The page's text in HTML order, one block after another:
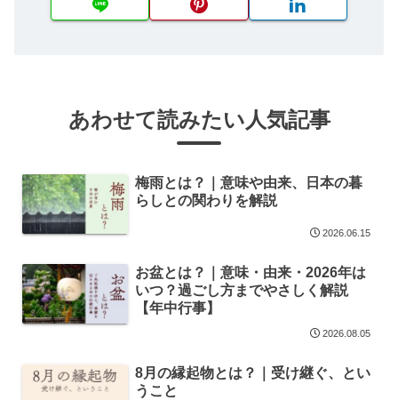
あわせて読みたい人気記事
梅雨とは？｜意味や由来、日本の暮
らしとの関わりを解説
2026.06.15
お盆とは？｜意味・由来・2026年は
いつ？過ごし方までやさしく解説
【年中行事】
2026.08.05
8月の縁起物とは？｜受け継ぐ、とい
うこと